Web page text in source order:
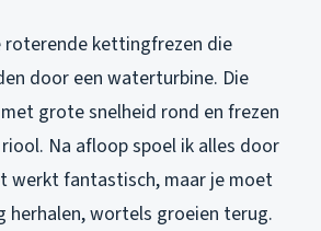
roterende kettingfrezen die
door een waterturbine. Die
grote snelheid rond en frezen
Na afloop spoel ik alles door
werkt fantastisch, maar je moet
herhalen, wortels groeien terug.